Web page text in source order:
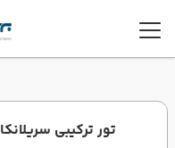
تور ترکیبی سریلانکا